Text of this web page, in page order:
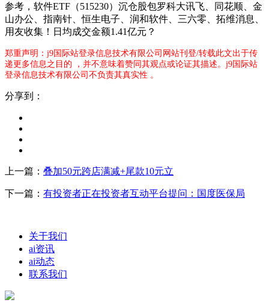
参考，软件ETF（515230）沉仓股包罗科大讯飞、同花顺、金
山办公、指南针、恒生电子、润和软件、三六零、拓维消息、
用友收集！日均成交金额1.41亿元？
郑重声明：j9国际站登录信息技术有限公司网站刊登/转载此文出于传
递更多信息之目的 ，并不意味着赞同其观点或论证其描述。j9国际站
登录信息技术有限公司不负责其真实性 。
分享到：
上一篇： 叠加50元跨店满减+尾款10元立
下一篇： 有投资者正在投资者互动平台提问：国度医保局
关于我们
ai资讯
ai动态
联系我们